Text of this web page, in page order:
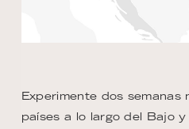
Experimente dos semanas
países a lo largo del Bajo